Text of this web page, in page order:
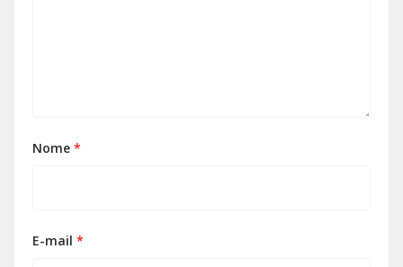
Nome *
E-mail *